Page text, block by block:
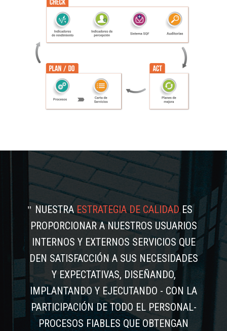
NUESTRAESTRATEGIA DE CALIDADES
PROPORCIONAR A NUESTROS USUARIOS
INTERNOS Y EXTERNOS SERVICIOS QUE
DEN SATISFACCIÓN A SUS NECESIDADES
Y EXPECTATIVAS, DISEÑANDO,
IMPLANTANDO Y EJECUTANDO - CON LA
PARTICIPACIÓN DE TODO EL PERSONAL-
PROCESOS FIABLES QUE OBTENGAN